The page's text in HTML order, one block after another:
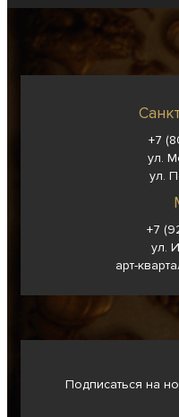
+7
ул.
ул.
+7
ул.
арт-
Подписаться на